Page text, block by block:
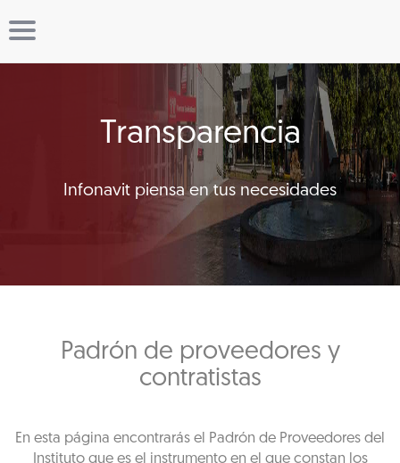
Transparencia
Infonavit piensa en tus necesidades
Padrón de proveedores y
contratistas
En esta página encontrarás el Padrón de Proveedores del
Instituto que es el instrumento en el que constan los